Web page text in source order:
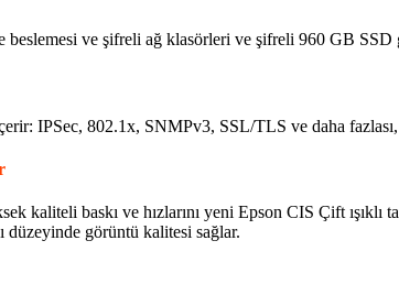
beslemesi ve şifreli ağ klasörleri ve şifreli 960 GB
IPSec, 802.1x, SNMPv3, SSL/TLS ve daha
kaliteli baskı ve hızlarını yeni Epson CIS Çift
düzeyinde görüntü kalitesi sağlar.